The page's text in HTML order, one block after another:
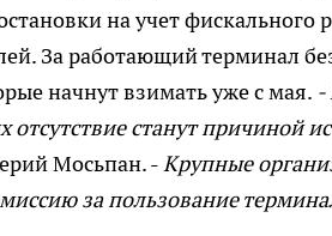
на учет фискального
За работающий терминал
начнут взимать уже с мая. -
отсутствие станут причиной
Мосьпан. -Крупные
за пользование